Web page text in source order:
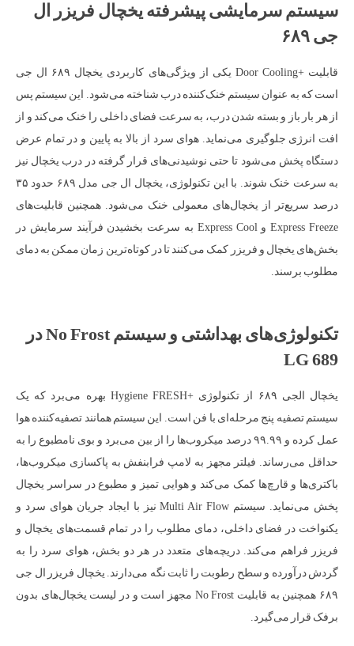
سیستم سرمایشی پیشرفته یخچال فریزر ال
جی ۶۸۹
قابلیت +Door Cooling یکی از ویژگی‌های کاربردی یخچال ۶۸۹ ال جی
است که به عنوان سیستم خنک‌کننده درب شناخته می‌شود. این سیستم پس
از هر بار باز و بسته شدن درب، به سرعت فضای داخلی را خنک می‌کند و از
افت انرژی جلوگیری می‌نماید. هوای سرد از بالا به پایین و در تمام عرض
دستگاه پخش می‌شود تا حتی نوشیدنی‌های قرار گرفته در درب یخچال نیز
به سرعت خنک شوند. با این تکنولوژی، یخچال ال جی مدل ۶۸۹ حدود ۳۵
درصد سریع‌تر از یخچال‌های معمولی خنک می‌شود. همچنین قابلیت‌های
Express Freeze و Express Cool به سرعت بخشیدن فرآیند سرمایش در
بخش‌های یخچال و فریزر کمک می‌کنند تا در کوتاه‌ترین زمان ممکن به دمای
مطلوب برسند.
تکنولوژی‌های بهداشتی و سیستم No Frost در
LG 689
یخچال الجی ۶۸۹ از تکنولوژی +Hygiene FRESH بهره می‌برد که یک
سیستم تصفیه پنج مرحله‌ای با فن است. این سیستم همانند تصفیه‌کننده هوا
عمل کرده و ۹۹.۹۹ درصد میکروب‌ها را از بین می‌برد و بوی نامطبوع را به
حداقل می‌رساند. فیلتر مجهز به لامپ فرابنفش به پاکسازی میکروب‌ها،
باکتری‌ها و قارچ‌ها کمک می‌کند و هوایی تمیز و مطبوع در سراسر یخچال
پخش می‌نماید. سیستم Multi Air Flow نیز با ایجاد جریان هوای سرد و
یکنواخت در فضای داخلی، دمای مطلوب را در تمام قسمت‌های یخچال و
فریزر فراهم می‌کند. دریچه‌های متعدد در هر دو بخش، هوای سرد را به
گردش درآورده و سطح رطوبت را ثابت نگه می‌دارند. یخچال فریزر ال جی
۶۸۹ همچنین به قابلیت No Frost مجهز است و در لیست یخچال‌های بدون
برفک قرار می‌گیرد.